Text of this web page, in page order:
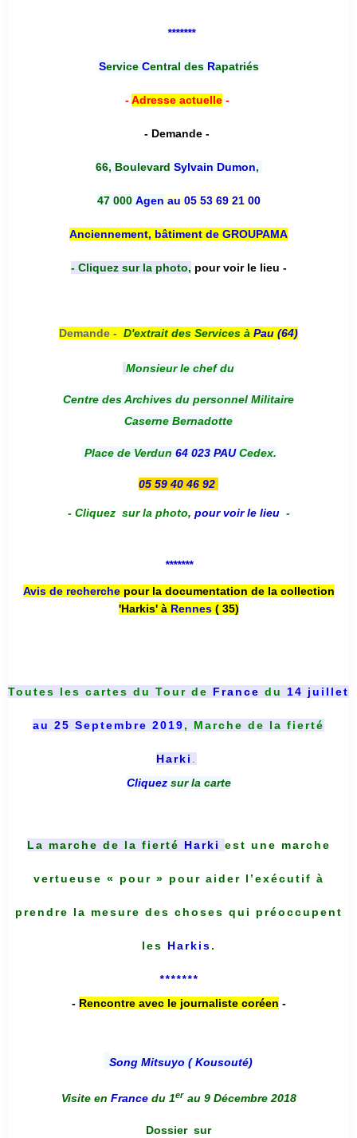
*******
Service Central desRapatriés
-Adresse actuelle-
- Demande -
66, Boulevard Sylvain Dumon,
47 000 Agen au 05 53 69 21 00
Anciennement, bâtiment de GROUPAMA
- Cliquez sur la photo, pour voir le lieu -
Demande - D'extrait des Services à Pau (64)
Monsieur le chef du
Centre des Archives du personnel Militaire
Caserne Bernadotte
Place de Verdun 64 023 PAUCedex.
05 59 40 46 92
- Cliquez sur la photo, pour voir le lieu -
*******
Avis de recherche pour la documentation de la collection
'Harkis' à Rennes( 35)
Toutes les cartes du Tour de France du 14 juillet
au 25 Septembre 2019, Marche de la fierté
Harki .
Cliquez sur la carte
La marche de la fierté Harki est une marche
vertueuse « pour » pour aider l’exécutif à
prendre la mesure des choses qui préoccupent
les Harkis.
*******
- Rencontre avec le journaliste coréen -
Song Mitsuyo ( Kousouté)
Visite en France du 1er au 9 Décembre 2018
Dossier sur